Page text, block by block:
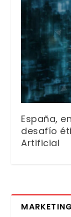
España,
desafío
Artificial
MARKETING